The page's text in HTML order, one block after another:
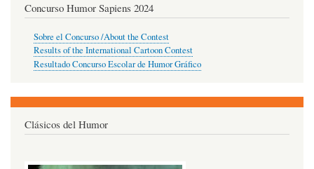
Concurso Humor Sapiens 2024
Sobre el Concurso /About the Contest
Results of the International Cartoon Contest
Resultado Concurso Escolar de Humor Gráfico
Clásicos del Humor